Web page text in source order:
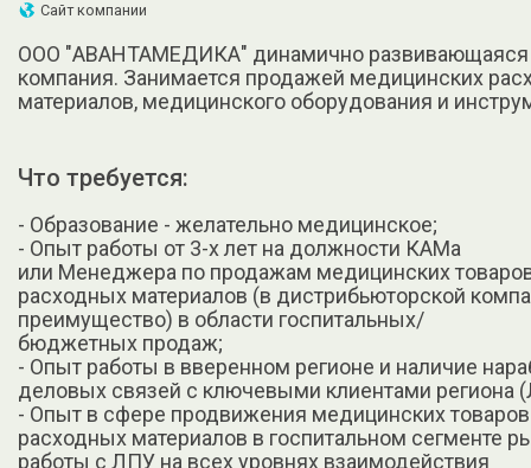
Сайт компании
ООО "АВАНТАМЕДИКА" динамично развивающаяся
компания. Занимается продажей медицинских
материалов, медицинского оборудования и
Что требуется:
- Образование - желательно медицинское;
- Опыт работы от 3-х лет на должности КАМа
или Менеджера по продажам медицинских
расходных материалов (в дистрибьюторской
преимущество) в области госпитальных/
бюджетных продаж;
- Опыт работы в вверенном регионе и наличие
деловых связей с ключевыми клиентами региона
- Опыт в сфере продвижения медицинских
расходных материалов в госпитальном сегменте
работы с ЛПУ на всех уровнях взаимодействия